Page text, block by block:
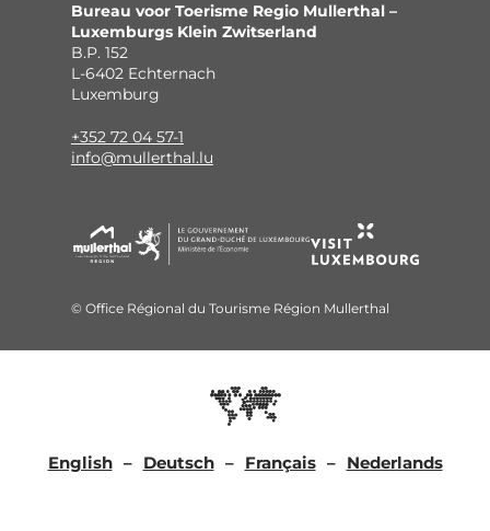
Bureau voor Toerisme Regio Mullerthal –
Luxemburgs Klein Zwitserland
B.P. 152
L-6402 Echternach
Luxemburg
+352 72 04 57-1
info@mullerthal.lu
© Office Régional du Tourisme Région Mullerthal
English Deutsch Français Nederlands